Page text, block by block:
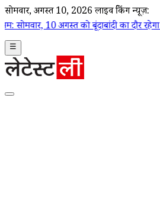
सोमवार, अगस्त 10, 2026 लाइव ब्रेकिंग न्यूज़:
को बूंदाबांदी का दौर रहेगा जारी, 29°C
☰